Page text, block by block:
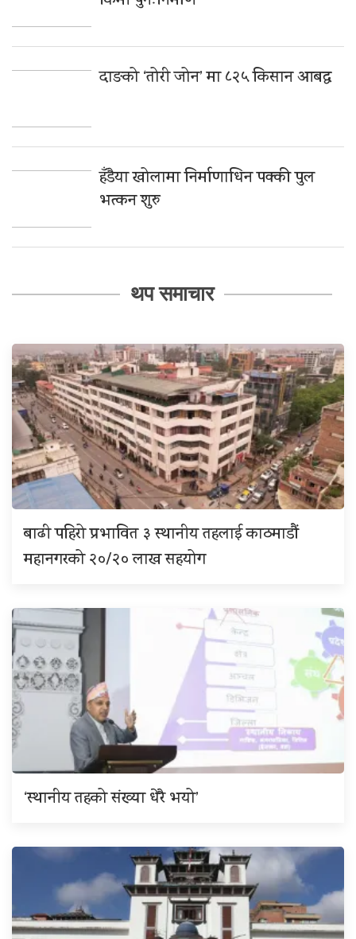
दाङको ‘तोरी जोन’ मा ८२५ किसान आबद्ध
हँडैया खोलामा निर्माणाधिन पक्की पुल
भत्कन शुरु
थप समाचार
बाढी पहिरो प्रभावित ३ स्थानीय तहलाई काठमाडौं
महानगरको २०/२० लाख सहयोग
‘स्थानीय तहको संख्या धेरै भयो’